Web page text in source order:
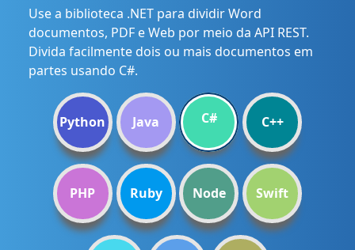
Use a biblioteca .NET para dividir Word
documentos, PDF e Web por meio da API REST.
Divida facilmente dois ou mais documentos em
partes usando C#.
Python Java C# C++
PHP Ruby Node Swift